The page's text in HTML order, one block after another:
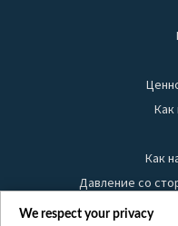
Как
Как
Давление со
Правила
We respect your privacy